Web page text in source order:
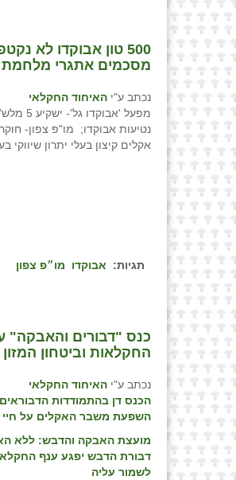
⁨500 טון אבוקדו לא
מסכמים אתגרי מלחמת
נכתב ע"י האיחוד החקלאי
מפעל
נטיעות אבוקדו; מו"פ צפון-
אקלים קיצון בעלי יתרון שיווקי
תגיות: אבוקדו מו״פ צפון
כנס "דבורים והאבקה"
החקלאות וביטחון
נכתב ע"י האיחוד החקלאי
הכנס דן בהתמודדות
השפעת משבר האקלים על
מועצת האבקה והדבש: ללא
דבורת הדבש יפגע ענף
לשמור עליה